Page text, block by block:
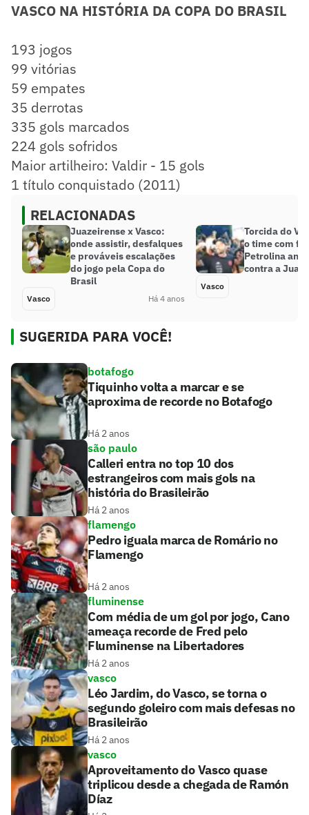
VASCO NA HISTÓRIA DA COPA DO BRASIL
193 jogos
99 vitórias
​59 empates
35 derrotas
​335 gols marcados
224 gols sofridos
Maior artilheiro: Valdir - 15 gols
1 título conquistado (2011)
RELACIONADAS
Juazeirense x Vasco:
onde assistir, desfalques
e prováveis escalações
do jogo pela Copa do
Brasil
Vasco Há 4 anos
Torcida do
o time com
Petrolina
contra a
Vasco
SUGERIDA PARA VOCÊ!
botafogo
Tiquinho volta a marcar e se
aproxima de recorde no Botafogo
Há 2 anos
são paulo
Calleri entra no top 10 dos
estrangeiros com mais gols na
história do Brasileirão
Há 2 anos
flamengo
Pedro iguala marca de Romário no
Flamengo
Há 2 anos
fluminense
Com média de um gol por jogo, Cano
ameaça recorde de Fred pelo
Fluminense na Libertadores
Há 2 anos
vasco
Léo Jardim, do Vasco, se torna o
segundo goleiro com mais defesas no
Brasileirão
Há 2 anos
vasco
Aproveitamento do Vasco quase
triplicou desde a chegada de Ramón
Díaz